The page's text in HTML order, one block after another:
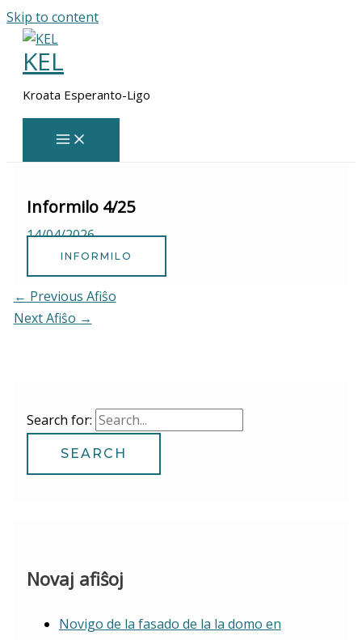
Skip to content
KEL
Kroata Esperanto-Ligo
Informilo 4/25
14/04/2026
INFORMILO
← Previous Afiŝo
Next Afiŝo →
Search for:
Novaj afiŝoj
Novigo de la fasado de la la domo en